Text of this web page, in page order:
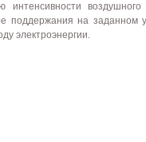
интенсивности
поддержания на
электроэнергии.